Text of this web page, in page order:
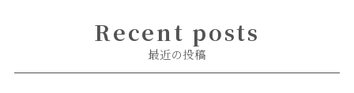
Recent posts
最近の投稿